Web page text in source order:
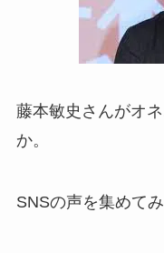
藤本敏史さんがオ
か。
SNSの声を集めてみ